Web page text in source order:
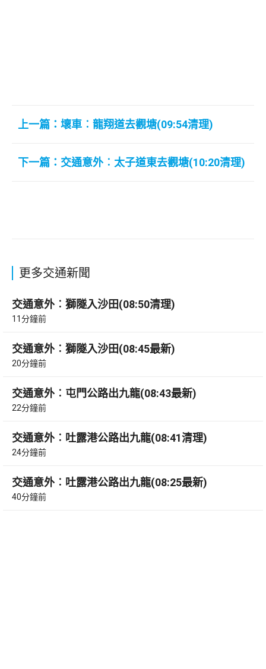
上一篇：壞車︰龍翔道去觀塘(09:54清理)
下一篇：交通意外︰太子道東去觀塘(10:20清理)
更多交通新聞
交通意外︰獅隧入沙田(08:50清理)
11分鐘前
交通意外︰獅隧入沙田(08:45最新)
20分鐘前
交通意外︰屯門公路出九龍(08:43最新)
22分鐘前
交通意外︰吐露港公路出九龍(08:41清理)
24分鐘前
交通意外︰吐露港公路出九龍(08:25最新)
40分鐘前